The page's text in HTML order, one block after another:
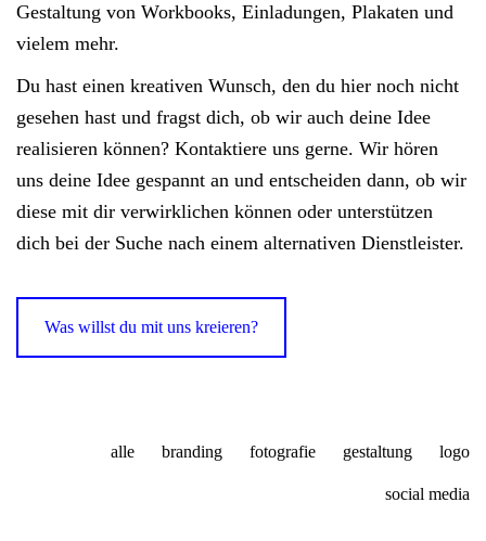
Gestaltung von Workbooks, Einladungen, Plakaten und
vielem mehr.
Du hast einen kreativen Wunsch, den du hier noch nicht
gesehen hast und fragst dich, ob wir auch deine Idee
realisieren können? Kontaktiere uns gerne. Wir hören
uns deine Idee gespannt an und entscheiden dann, ob wir
diese mit dir verwirklichen können oder unterstützen
dich bei der Suche nach einem alternativen Dienstleister.
Was willst du mit uns kreieren?
alle branding fotografie gestaltung logo
social media